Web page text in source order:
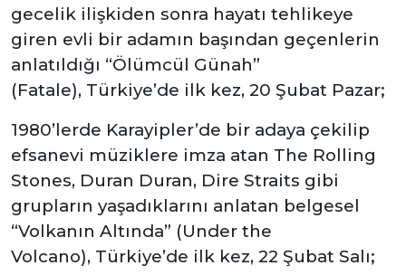
gecelik ilişkiden sonra hayatı tehlikeye
giren evli bir adamın başından geçenlerin
anlatıldığı “Ölümcül Günah”
(Fatale), Türkiye’de ilk kez, 20 Şubat Pazar;
1980’lerde Karayipler’de bir adaya çekilip
efsanevi müziklere imza atan The Rolling
Stones, Duran Duran, Dire Straits gibi
grupların yaşadıklarını anlatan belgesel
“Volkanın Altında” (Under the
Volcano), Türkiye’de ilk kez, 22 Şubat Salı;